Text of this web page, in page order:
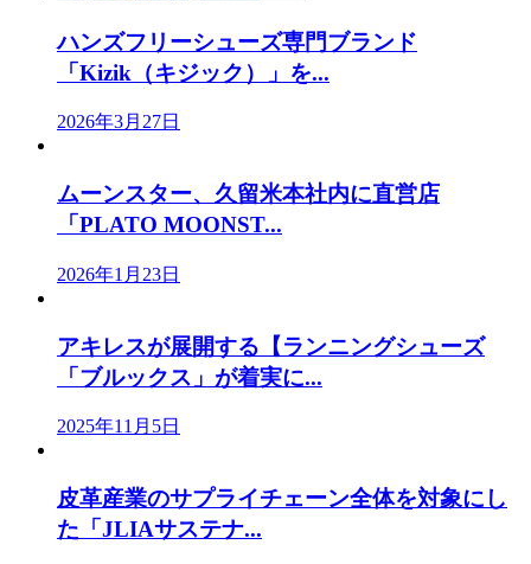
ハンズフリーシューズ専門ブランド
「Kizik（キジック）」を...
2026年3月27日
ムーンスター、久留米本社内に直営店
「PLATO MOONST...
2026年1月23日
アキレスが展開する【ランニングシューズ
「ブルックス」が着実に...
2025年11月5日
皮革産業のサプライチェーン全体を対象にし
た「JLIAサステナ...